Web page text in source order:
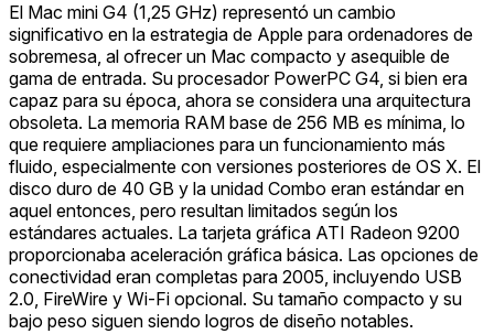
El Mac mini G4 (1,25 GHz) representó un cambio
significativo en la estrategia de Apple para ordenadores de
sobremesa, al ofrecer un Mac compacto y asequible de
gama de entrada. Su procesador PowerPC G4, si bien era
capaz para su época, ahora se considera una arquitectura
obsoleta. La memoria RAM base de 256 MB es mínima, lo
que requiere ampliaciones para un funcionamiento más
fluido, especialmente con versiones posteriores de OS X. El
disco duro de 40 GB y la unidad Combo eran estándar en
aquel entonces, pero resultan limitados según los
estándares actuales. La tarjeta gráfica ATI Radeon 9200
proporcionaba aceleración gráfica básica. Las opciones de
conectividad eran completas para 2005, incluyendo USB
2.0, FireWire y Wi-Fi opcional. Su tamaño compacto y su
bajo peso siguen siendo logros de diseño notables.